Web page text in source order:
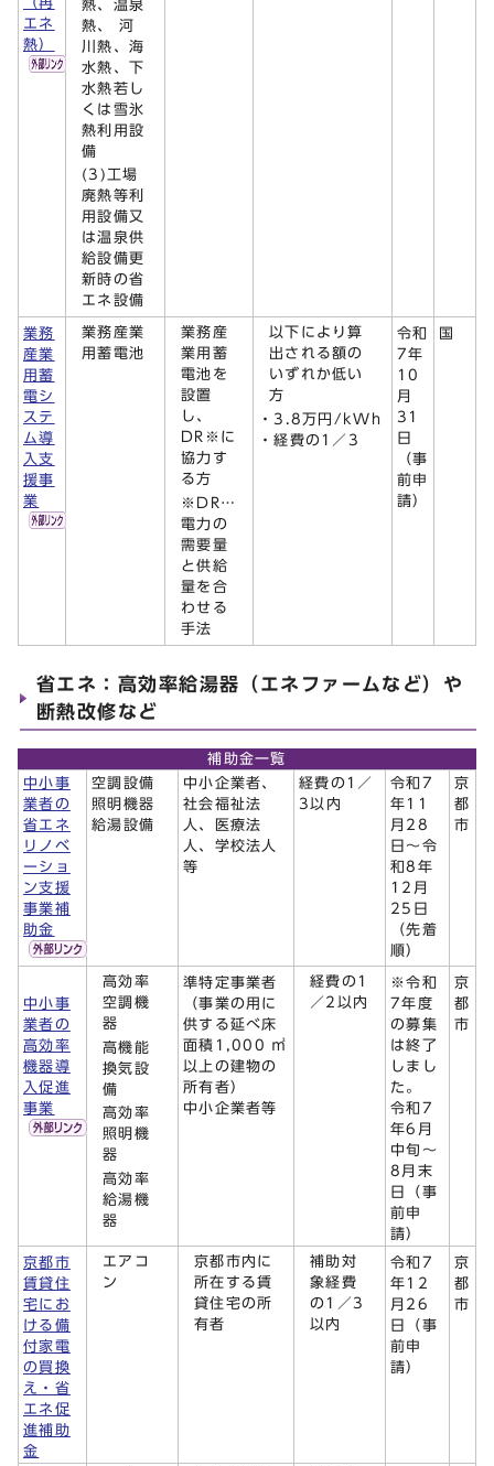
エネ
熱）
熱、温泉
熱、 河
川熱、海
水熱、下
水熱若し
くは雪氷
熱利用設
備
(3)工場
廃熱等利
用設備又
は温泉供
給設備更
新時の省
エネ設備
業務
産業
用蓄
電シ
ステ
ム導
入支
援事
業
業務産業
用蓄電池
業務産
業用蓄
電池を
設置
し、
DR※に
協力す
る方
※DR…
電力の
需要量
と供給
量を合
わせる
手法
以下により算
出される額の
いずれか低い
方
・3.8万円/kWh
・経費の1／3
令和
7年
10
月
31
日
（事
前申
請）
国
省エネ：高効率給湯器（エネファームなど）や
断熱改修など
補助金一覧
中小事
業者の
省エネ
リノベ
ーショ
ン支援
事業補
助金
空調設備
照明機器
給湯設備
中小企業者、
社会福祉法
人、医療法
人、学校法人
等
経費の1／
3以内
令和7
年11
月28
日～令
和8年
12月
25日
（先着
順）
京
都
市
中小事
業者の
高効率
機器導
入促進
事業
高効率
空調機
器
高機能
換気設
備
高効率
照明機
器
高効率
給湯機
器
準特定事業者
（事業の用に
供する延べ床
面積1,000 ㎡
以上の建物の
所有者）
中小企業者等
経費の1
／2以内
※令和
7年度
の募集
は終了
しまし
た。
令和7
年6月
中旬～
8月末
日（事
前申
請）
京
都
市
京都市
賃貸住
宅にお
ける備
付家電
の買換
え・省
エネ促
進補助
金
エアコ
ン
京都市内に
所在する賃
貸住宅の所
有者
補助対
象経費
の1／3
以内
令和7
年12
月26
日（事
前申
請）
京
都
市